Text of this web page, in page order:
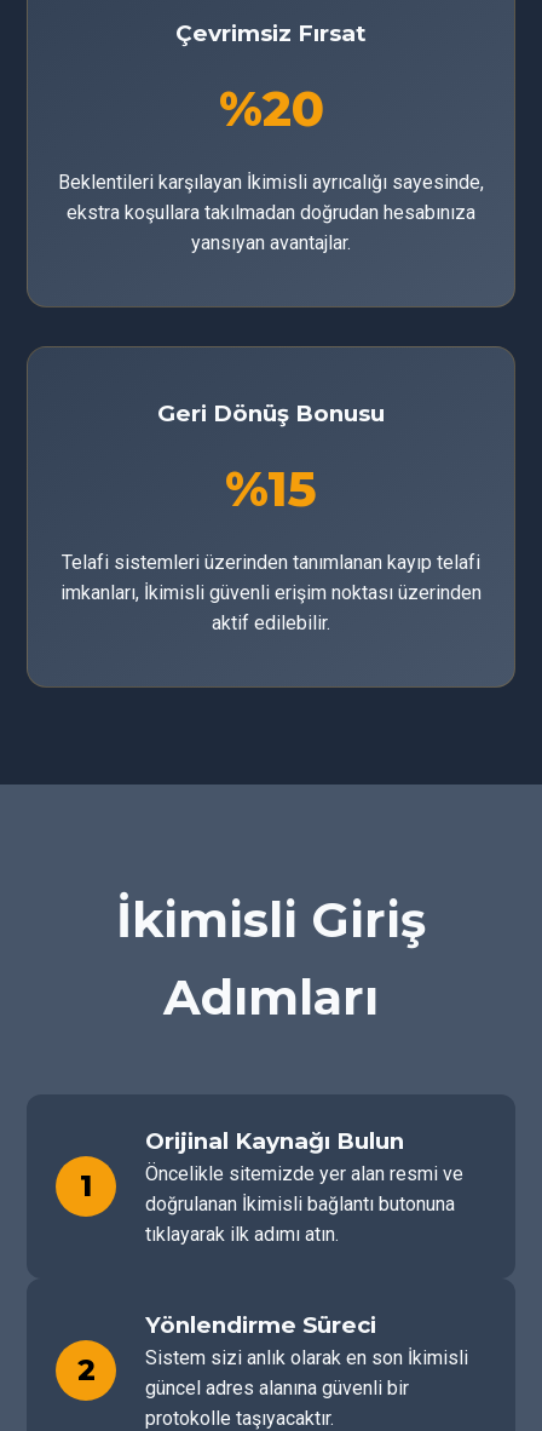
Çevrimsiz Fırsat
%20
Beklentileri karşılayan İkimisli ayrıcalığı sayesinde,
ekstra koşullara takılmadan doğrudan hesabınıza
yansıyan avantajlar.
Geri Dönüş Bonusu
%15
Telafi sistemleri üzerinden tanımlanan kayıp telafi
imkanları, İkimisli güvenli erişim noktası üzerinden
aktif edilebilir.
İkimisli Giriş
Adımları
1
Orijinal Kaynağı Bulun
Öncelikle sitemizde yer alan resmi ve
doğrulanan İkimisli bağlantı butonuna
tıklayarak ilk adımı atın.
2
Yönlendirme Süreci
Sistem sizi anlık olarak en son İkimisli
güncel adres alanına güvenli bir
protokolle taşıyacaktır.